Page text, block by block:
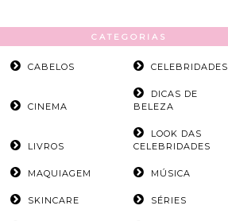
CATEGORIAS
CABELOS CELEBRIDADES
CINEMA
DICAS DE
BELEZA
LIVROS
LOOK DAS
CELEBRIDADES
MAQUIAGEM MÚSICA
SKINCARE SÉRIES